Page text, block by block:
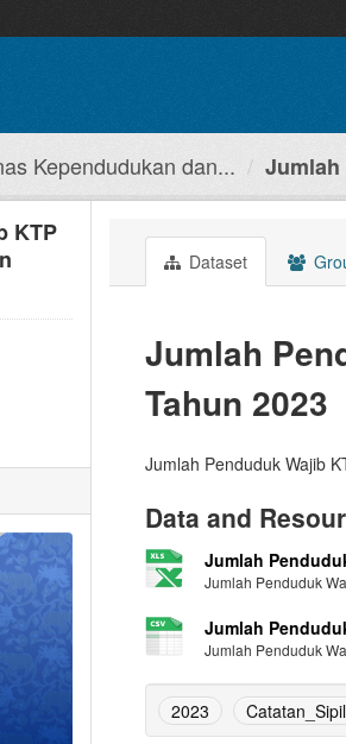
Kependudukan dan... Jumlah
KTP
Dataset
Jumlah
Tahun 2023
Jumlah Penduduk Wajib
Data and
Jumlah
Jumlah Penduduk
Jumlah
Jumlah Penduduk
2023 Catatan_Sipil